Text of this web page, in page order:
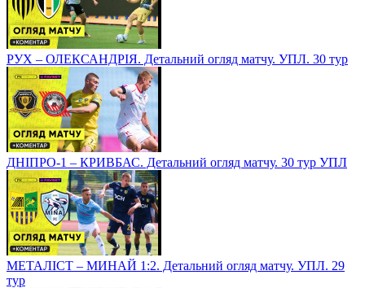
РУХ – ОЛЕКСАНДРІЯ. Детальний огляд матчу. УПЛ. 30 тур
ДНІПРО-1 – КРИВБАС. Детальний огляд матчу. 30 тур УПЛ
МЕТАЛІСТ – МИНАЙ 1:2. Детальний огляд матчу. УПЛ. 29
тур